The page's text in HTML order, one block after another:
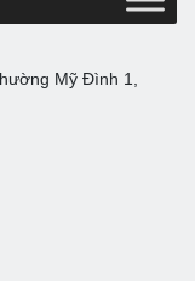
Mỹ Đình 1,